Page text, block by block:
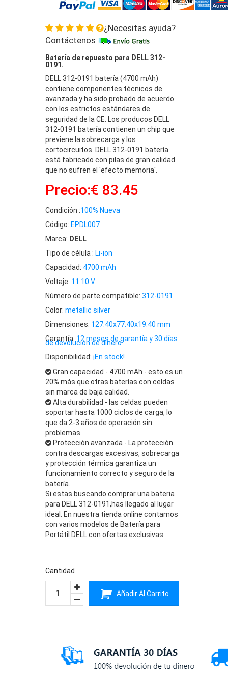
¿Necesitas ayuda?
Contáctenos
Batería de repuesto para DELL 312-
0191.
DELL 312-0191 batería (4700 mAh)
contiene componentes técnicos de
avanzada y ha sido probado de acuerdo
con los estrictos estándares de
seguridad de la CE. Los producos DELL
312-0191 batería contienen un chip que
previene la sobrecarga y los
cortocircuitos. DELL 312-0191 batería
está fabricado con pilas de gran calidad
que no sufren el 'efecto memoria'.
Precio:€ 83.45
Condición :100% Nueva
Código: EPDL007
Marca: DELL
Tipo de célula : Li-ion
Capacidad: 4700 mAh
Voltaje: 11.10 V
Número de parte compatible: 312-0191
Color: metallic silver
Dimensiones: 127.40x77.40x19.40 mm
Garantía: 12 meses de garantía y 30 días
de devolución de dinero
Disponibilidad: ¡En stock!
Gran capacidad - 4700 mAh - esto es un
20% más que otras baterías con celdas
sin marca de baja calidad.
Alta durabilidad - las celdas pueden
soportar hasta 1000 ciclos de carga, lo
que da 2-3 años de operación sin
problemas.
Protección avanzada - La protección
contra descargas excesivas, sobrecarga
y protección térmica garantiza un
funcionamiento correcto y seguro de la
batería.
Si estas buscando comprar una bateria
para DELL 312-0191,has llegado al lugar
ideal. En nuestra tienda online contamos
con varios modelos de Batería para
Portátil DELL con ofertas exclusivas.
Cantidad
Añadir Al Carrito